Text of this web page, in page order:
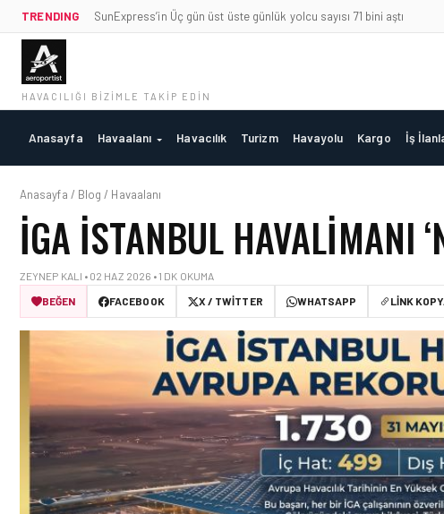
TRENDING SunExpress’in Üç gün üst üste günlük yolcu sayısı 71 bini aştı
HAVACILIĞI BIZIMLE TAKIP EDIN
Anasayfa Havaalanı Havacılık Turizm Havayolu Kargo İş
Anasayfa / Blog / Havaalanı
İGA İSTANBUL HAVALIMANI
ZEYNEP KALI • 02 HAZ 2026 • 1 DK OKUMA
BEĞEN
FACEBOOK X / TWITTER WHATSAPP LINK